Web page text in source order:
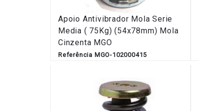
Apoio Antivibrador Mola Serie
Media ( 75Kg) (54x78mm) Mola
Cinzenta MGO
Referência MGO-102000415